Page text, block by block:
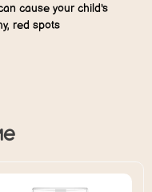
cause your child's
red spots